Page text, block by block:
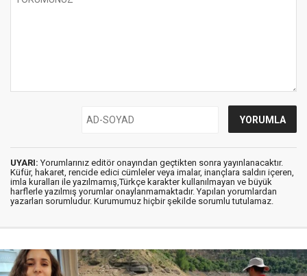
UYARI: Yorumlarınız editör onayından geçtikten sonra yayınlanacaktır.
Küfür, hakaret, rencide edici cümleler veya imalar, inançlara saldırı içeren,
imla kuralları ile yazılmamış,Türkçe karakter kullanılmayan ve büyük
harflerle yazılmış yorumlar onaylanmamaktadır. Yapılan yorumlardan
yazarları sorumludur. Kurumumuz hiçbir şekilde sorumlu tutulamaz.